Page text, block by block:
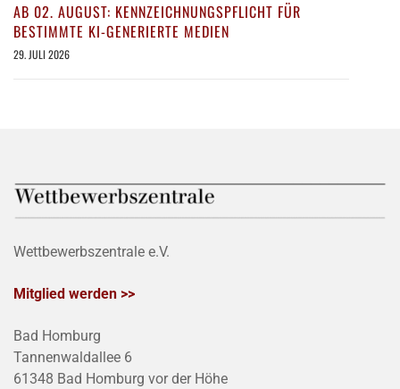
AB 02. AUGUST: KENNZEICHNUNGSPFLICHT FÜR
BESTIMMTE KI-GENERIERTE MEDIEN
29. JULI 2026
Wettbewerbszentrale e.V.
Mitglied werden >>
Bad Homburg
Tannenwaldallee 6
61348 Bad Homburg vor der Höhe